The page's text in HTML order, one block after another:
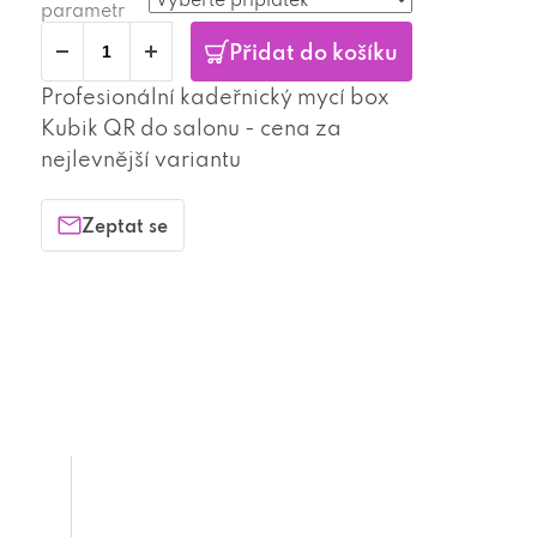
parametr
Přidat do košíku
Profesionální kadeřnický mycí box
Kubik QR do salonu - cena za
nejlevnější variantu
Zeptat se